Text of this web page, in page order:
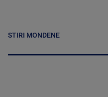
STIRI MONDENE